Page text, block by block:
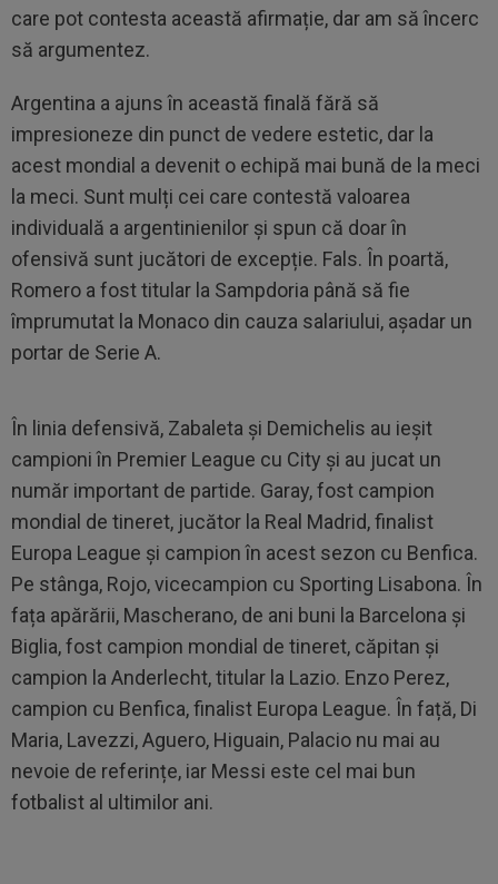
care pot contesta această afirmație, dar am să încerc
să argumentez.
Argentina a ajuns în această finală fără să
impresioneze din punct de vedere estetic, dar la
acest mondial a devenit o echipă mai bună de la meci
la meci. Sunt mulți cei care contestă valoarea
individuală a argentinienilor și spun că doar în
ofensivă sunt jucători de excepție. Fals. În poartă,
Romero a fost titular la Sampdoria până să fie
împrumutat la Monaco din cauza salariului, așadar un
portar de Serie A.
În linia defensivă, Zabaleta și Demichelis au ieșit
campioni în Premier League cu City și au jucat un
număr important de partide. Garay, fost campion
mondial de tineret, jucător la Real Madrid, finalist
Europa League și campion în acest sezon cu Benfica.
Pe stânga, Rojo, vicecampion cu Sporting Lisabona. În
fața apărării, Mascherano, de ani buni la Barcelona și
Biglia, fost campion mondial de tineret, căpitan și
campion la Anderlecht, titular la Lazio. Enzo Perez,
campion cu Benfica, finalist Europa League. În față, Di
Maria, Lavezzi, Aguero, Higuain, Palacio nu mai au
nevoie de referințe, iar Messi este cel mai bun
fotbalist al ultimilor ani.